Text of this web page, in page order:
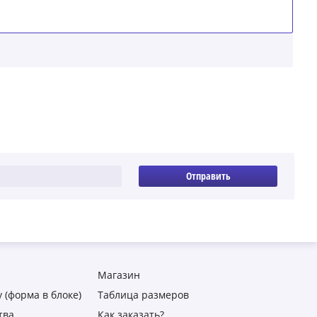
Отправить
Магазин
(форма в блоке)
Таблица размеров